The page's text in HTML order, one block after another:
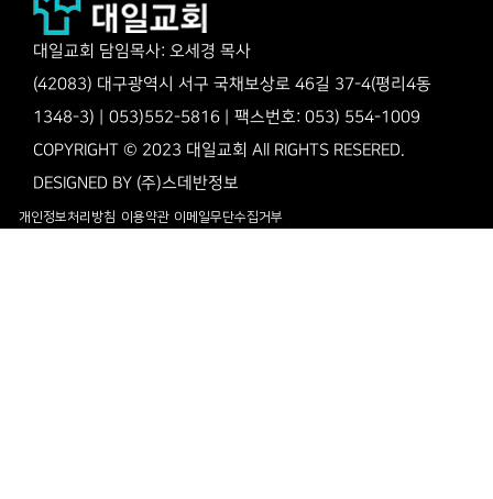
대일교회 담임목사: 오세경 목사
(42083) 대구광역시 서구 국채보상로 46길 37-4(평리4동
1348-3) | 053)552-5816 | 팩스번호: 053) 554-1009
COPYRIGHT © 2023 대일교회 All RIGHTS RESERED.
DESIGNED BY (주)스데반정보
개인정보처리방침 이용약관 이메일무단수집거부